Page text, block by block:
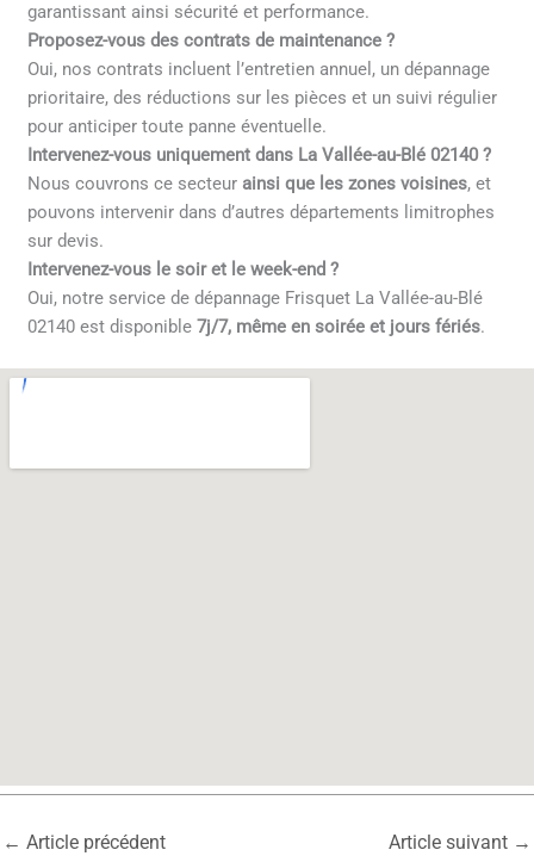
garantissant ainsi sécurité et performance.
Proposez-vous des contrats de maintenance ?
Oui, nos contrats incluent l’entretien annuel, un dépannage
prioritaire, des réductions sur les pièces et un suivi régulier
pour anticiper toute panne éventuelle.
Intervenez-vous uniquement dans La Vallée-au-Blé 02140 ?
Nous couvrons ce secteur ainsi que les zones voisines, et
pouvons intervenir dans d’autres départements limitrophes
sur devis.
Intervenez-vous le soir et le week-end ?
Oui, notre service de dépannage Frisquet La Vallée-au-Blé
02140 est disponible7j/7, même en soirée et jours fériés.
← Article précédent Article suivant →